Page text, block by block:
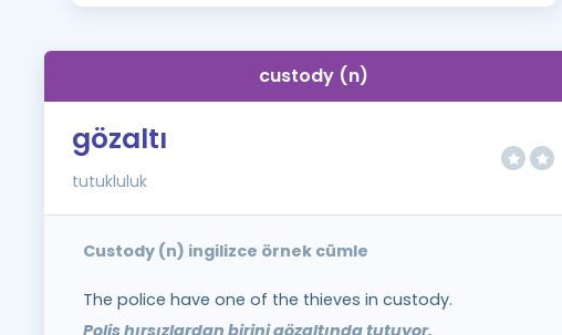
İngilizce Gramer
custody (n)
gözaltı
tutukluluk
Custody (n) ingilizce örnek cümle
The police have one of the thieves in custody.
Polis hırsızlardan birini gözaltında tutuyor.